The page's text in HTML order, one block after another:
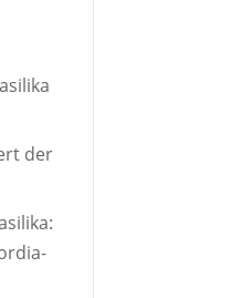
der